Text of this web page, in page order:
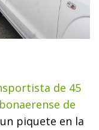
de 45
de
piquete en la